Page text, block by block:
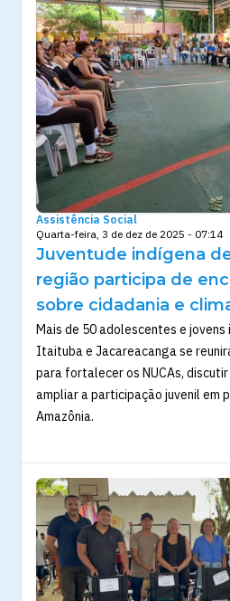
Assistência Social
Quarta-feira, 3 de dez de 2025 - 07:14
Juventude indígena
região participa de
sobre cidadania e
Mais de 50 adolescentes e jovens
Itaituba e Jacareacanga se
para fortalecer os NUCAs,
ampliar a participação juvenil em
Amazônia.